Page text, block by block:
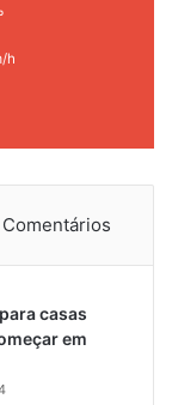
h
Comentários
casas
em